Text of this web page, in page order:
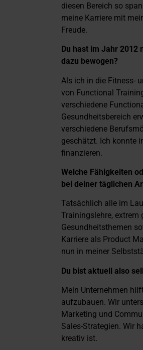
diesen Bereich so
meine Karriere mit
Freude.
Du hast im Jahr 2012
dazu bewogen?
Als ich in die Fitness-
von Functional
verschiedene
Gesundheitsbereich
verschiedene
geschätzt. Ich konnte
finanzieren.
Welche Fähigkeiten
bei deiner täglichen
Tatsächlich alle im
Trainingslehre, extrem
Gesundheitsthemen
Karriere als Product
nun in meiner
Du bist aktuell also
Mein Unternehmen
aufzubauen. Wir
Marketing und
Sales-Strategien. Wir
kreativ ist.